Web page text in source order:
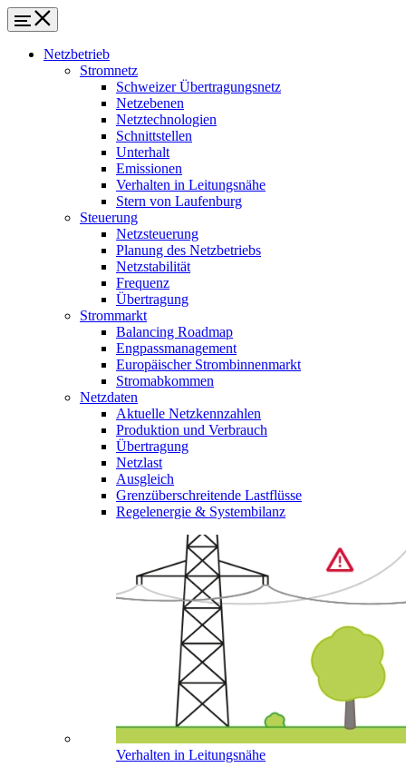
Netzbetrieb
Stromnetz
Schweizer Übertragungsnetz
Netzebenen
Netztechnologien
Schnittstellen
Unterhalt
Emissionen
Verhalten in Leitungsnähe
Stern von Laufenburg
Steuerung
Netzsteuerung
Planung des Netzbetriebs
Netzstabilität
Frequenz
Übertragung
Strommarkt
Balancing Roadmap
Engpassmanagement
Europäischer Strombinnenmarkt
Stromabkommen
Netzdaten
Aktuelle Netzkennzahlen
Produktion und Verbrauch
Übertragung
Netzlast
Ausgleich
Grenzüberschreitende Lastflüsse
Regelenergie & Systembilanz
Verhalten in Leitungsnähe